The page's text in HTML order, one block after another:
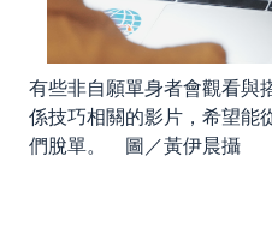
有些非自願單身者會觀看與
係技巧相關的影片，希望能
們脫單。 圖／黃伊晨攝